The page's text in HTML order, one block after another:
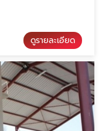
ดูรายละเอียด